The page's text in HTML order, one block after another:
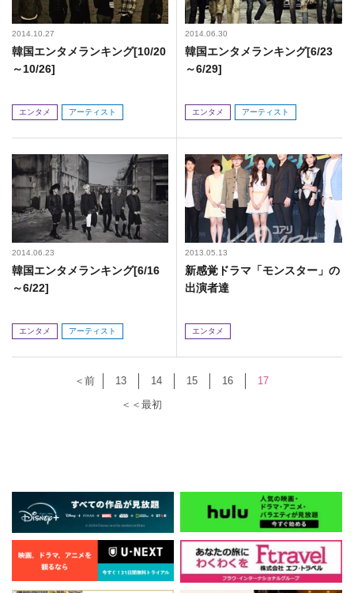
2014.10.27
韓国エンタメランキング[10/20
～10/26]
エンタメ アーティスト
2014.06.30
韓国エンタメランキング[6/23
～6/29]
エンタメ アーティスト
2014.06.23
韓国エンタメランキング[6/16
～6/22]
エンタメ アーティスト
2013.05.13
新感覚ドラマ「モンスター」の
出演者達
エンタメ
＜＜最初
＜前 13 14 15 16 17